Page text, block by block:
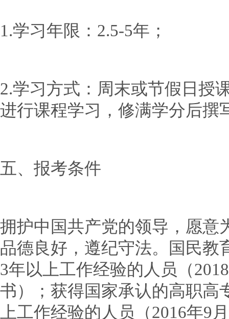
1.学习年限：2.5-5年；
2.学习方式：周末或节假日授
进行课程学习，修满学分后撰
五、报考条件
拥护中国共产党的领导，愿意
品德良好，遵纪守法。国民教
3年以上工作经验的人员（
书）；获得国家承认的高职高
上工作经验的人员（2016年9